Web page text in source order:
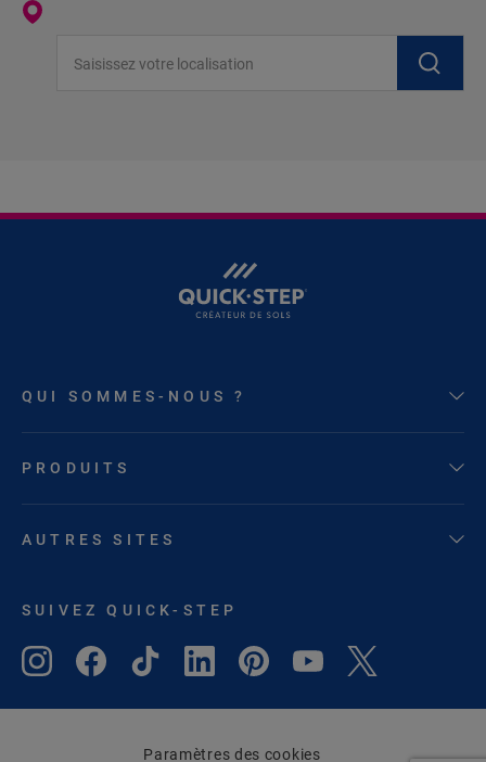
QUI SOMMES-NOUS ?
PRODUITS
AUTRES SITES
SUIVEZ QUICK-STEP
Paramètres des cookies